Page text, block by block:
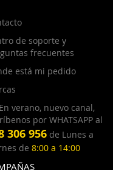
de soporte y
frecuentes
está mi pedido
verano, nuevo canal,
por WHATSAPP al
306 956 de Lunes a
de 8:00 a 14:00